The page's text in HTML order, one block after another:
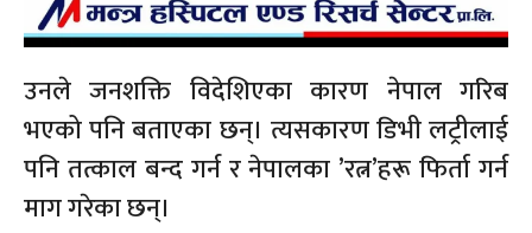
उनले जनशक्ति विदेशिएका कारण नेपाल गरिब
भएको पनि बताएका छन्। त्यसकारण डिभी लट्रीलाई
पनि तत्काल बन्द गर्न र नेपालका ’रत्न’हरू फिर्ता गर्न
माग गरेका छन्।